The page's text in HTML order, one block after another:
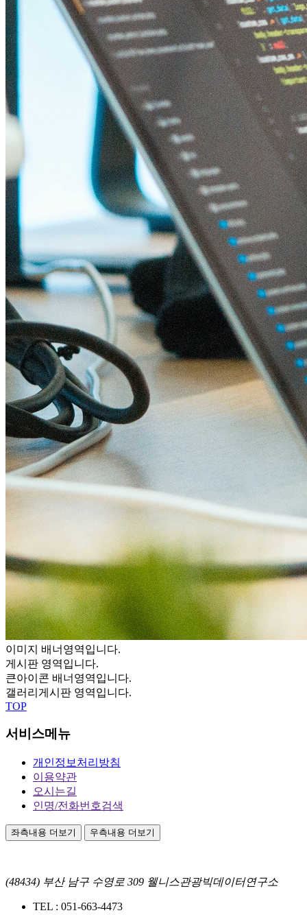
이미지 배너영역입니다.
게시판 영역입니다.
큰아이콘 배너영역입니다.
갤러리게시판 영역입니다.
TOP
서비스메뉴
개인정보처리방침
이용약관
오시는길
인명/전화번호검색
좌측내용 더보기 우측내용 더보기
(48434) 부산 남구 수영로 309 웰니스관광빅데이터연구소
TEL : 051-663-4473